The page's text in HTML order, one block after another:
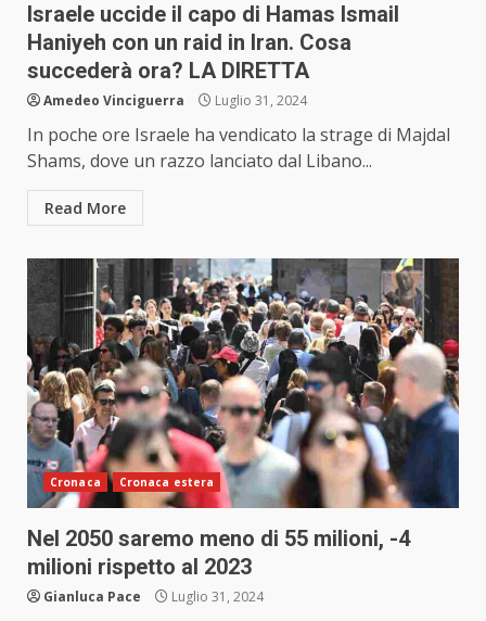
Israele uccide il capo di Hamas Ismail
Haniyeh con un raid in Iran. Cosa
succederà ora? LA DIRETTA
Amedeo Vinciguerra Luglio 31, 2024
In poche ore Israele ha vendicato la strage di Majdal
Shams, dove un razzo lanciato dal Libano...
Read More
Cronaca Cronaca estera
Nel 2050 saremo meno di 55 milioni, -4
milioni rispetto al 2023
Gianluca Pace Luglio 31, 2024